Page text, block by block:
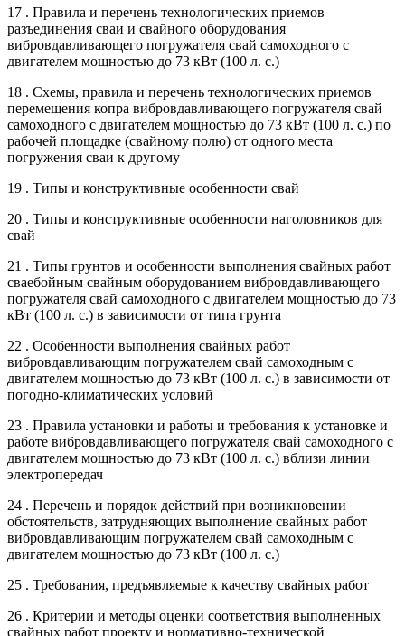
17 . Правила и перечень технологических приемов
разъединения сваи и свайного оборудования
вибровдавливающего погружателя свай самоходного с
двигателем мощностью до 73 кВт (100 л. с.)
18 . Схемы, правила и перечень технологических приемов
перемещения копра вибровдавливающего погружателя свай
самоходного с двигателем мощностью до 73 кВт (100 л. с.) по
рабочей площадке (свайному полю) от одного места
погружения сваи к другому
19 . Типы и конструктивные особенности свай
20 . Типы и конструктивные особенности наголовников для
свай
21 . Типы грунтов и особенности выполнения свайных работ
сваебойным свайным оборудованием вибровдавливающего
погружателя свай самоходного с двигателем мощностью до 73
кВт (100 л. с.) в зависимости от типа грунта
22 . Особенности выполнения свайных работ
вибровдавливающим погружателем свай самоходным с
двигателем мощностью до 73 кВт (100 л. с.) в зависимости от
погодно-климатических условий
23 . Правила установки и работы и требования к установке и
работе вибровдавливающего погружателя свай самоходного с
двигателем мощностью до 73 кВт (100 л. с.) вблизи линии
электропередач
24 . Перечень и порядок действий при возникновении
обстоятельств, затрудняющих выполнение свайных работ
вибровдавливающим погружателем свай самоходным с
двигателем мощностью до 73 кВт (100 л. с.)
25 . Требования, предъявляемые к качеству свайных работ
26 . Критерии и методы оценки соответствия выполненных
свайных работ проекту и нормативно-технической